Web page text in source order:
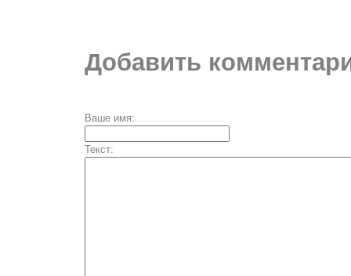
Добавить
Ваше имя:
Текст: